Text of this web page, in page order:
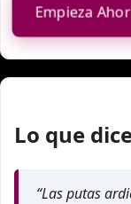
Empieza
Lo que
“Las putas